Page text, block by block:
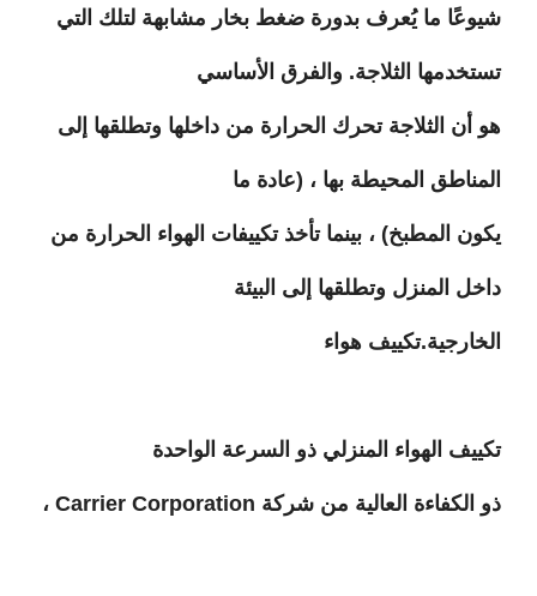
شيوعًا ما يُعرف بدورة ضغط بخار مشابهة لتلك التي
تستخدمها الثلاجة. والفرق الأساسي
هو أن الثلاجة تحرك الحرارة من داخلها وتطلقها إلى
المناطق المحيطة بها ، (عادة ما
يكون المطبخ) ، بينما تأخذ تكييفات الهواء الحرارة من
داخل المنزل وتطلقها إلى البيئة
الخارجية.تكييف هواء
تكييف الهواء المنزلي ذو السرعة الواحدة
ذو الكفاءة العالية من شركة Carrier Corporation ،